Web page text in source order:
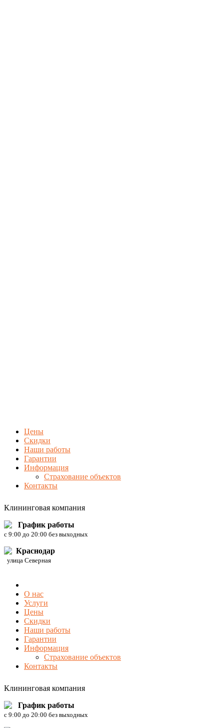
Цены
Скидки
Наши работы
Гарантии
Информация
Страхование объектов
Контакты
Клининговая компания
График работы
c 9:00 до 20:00 без выходных
Краснодар
улица Северная
О нас
Услуги
Цены
Скидки
Наши работы
Гарантии
Информация
Страхование объектов
Контакты
Клининговая компания
График работы
c 9:00 до 20:00 без выходных